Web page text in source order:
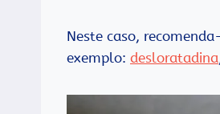
Neste caso,
exemplo: desloratadina